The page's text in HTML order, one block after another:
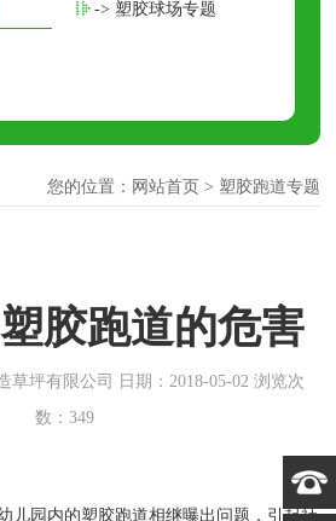
-> 塑胶球场专题
您的位置： 网站首页> 塑胶跑道专题
胶跑道的危害
草坪有限公司 日期：2018-05-02 浏览次
数：349
儿园内的塑胶跑道相继曝出问题，引起社